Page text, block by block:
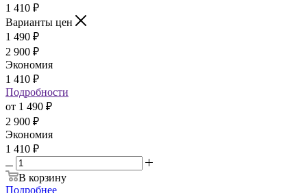
1 410 ₽
Варианты цен
1 490 ₽
2 900 ₽
Экономия
1 410 ₽
Подробности
от 1 490 ₽
2 900 ₽
Экономия
1 410 ₽
В корзину
Подробнее